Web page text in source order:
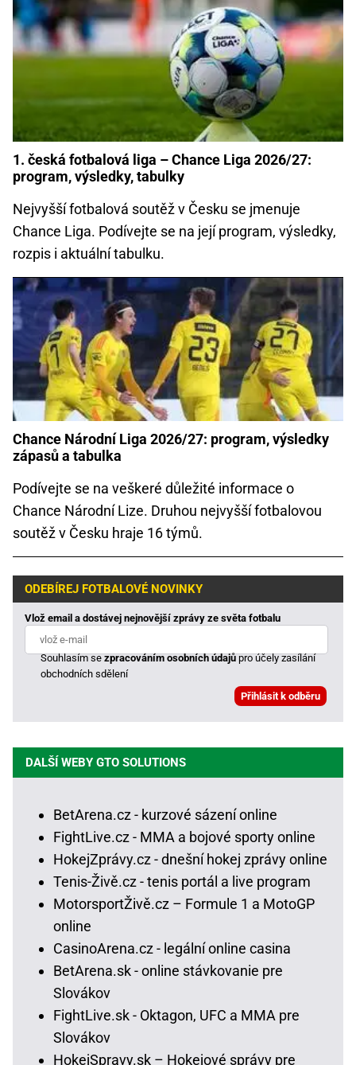
1. česká fotbalová liga – Chance Liga 2026/27:
program, výsledky, tabulky
Nejvyšší fotbalová soutěž v Česku se jmenuje
Chance Liga. Podívejte se na její program, výsledky,
rozpis i aktuální tabulku.
Chance Národní Liga 2026/27: program, výsledky
zápasů a tabulka
Podívejte se na veškeré důležité informace o
Chance Národní Lize. Druhou nejvyšší fotbalovou
soutěž v Česku hraje 16 týmů.
ODEBÍREJ FOTBALOVÉ NOVINKY
Vlož email a dostávej nejnovější zprávy ze světa fotbalu
Souhlasím sezpracováním osobních údajůpro účely zasílání
obchodních sdělení
DALŠÍ WEBY GTO SOLUTIONS
BetArena.cz - kurzové sázení online
FightLive.cz - MMA a bojové sporty online
HokejZprávy.cz - dnešní hokej zprávy online
Tenis-Živě.cz - tenis portál a live program
MotorsportŽivě.cz – Formule 1 a MotoGP
online
CasinoArena.cz - legální online casina
BetArena.sk - online stávkovanie pre
Slovákov
FightLive.sk - Oktagon, UFC a MMA pre
Slovákov
HokejSpravy.sk – Hokejové správy pre